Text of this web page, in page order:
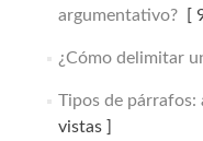
argumentativo?[
¿Cómo delimitar
Tipos de párrafos:
vistas ]